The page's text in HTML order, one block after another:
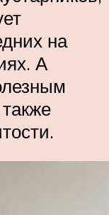
на
А